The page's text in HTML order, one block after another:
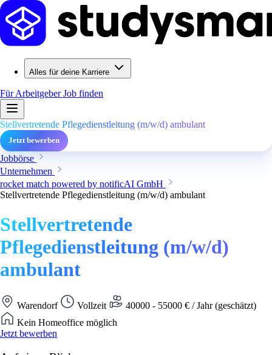
Alles für deine Karriere
Für ArbeitgeberJob finden
Stellvertretende Pflegedienstleitung (m/w/d) ambulant
Jetzt bewerben
Jobbörse
Unternehmen
rocket match powered by notificAI GmbH
Stellvertretende Pflegedienstleitung (m/w/d) ambulant
Stellvertretende
Pflegedienstleitung (m/w/d)
ambulant
Warendorf Vollzeit
40000 - 55000 € / Jahr (geschätzt)
Kein Homeoffice möglich
Jetzt bewerben